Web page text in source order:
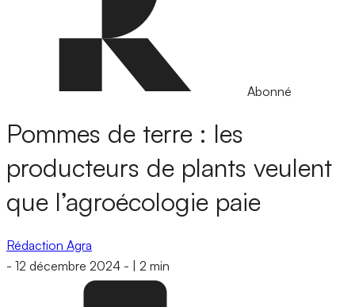
Abonné
Pommes de terre : les
producteurs de plants veulent
que l’agroécologie paie
Rédaction Agra
- 12 décembre 2024 - 2 min